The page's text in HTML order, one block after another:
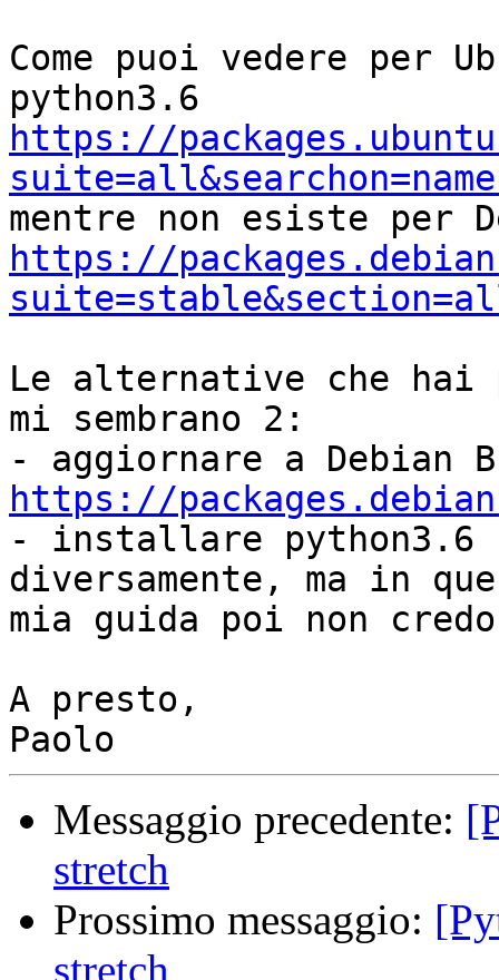
Come puoi vedere per
https://
https://
Le alternative che hai
mi sembrano 2:
https://
- installare python3.6
diversamente, ma in
mia guida poi non
A presto,
Messaggio precedente:
stretch
Prossimo messaggio:
stretch